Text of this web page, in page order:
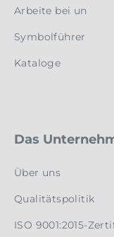
Arbeite bei un
Symbolführer
Kataloge
Das
Über uns
Qualitätspolitik
ISO 9001:2015-